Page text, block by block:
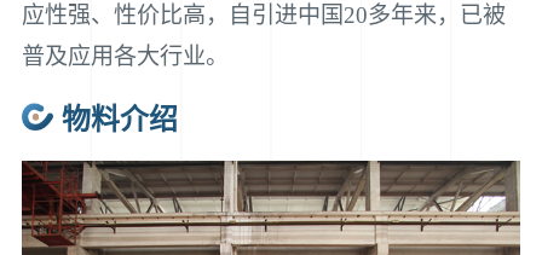
应性强、性价比高，自引进中国20多年来，已被
普及应用各大行业。
物料介绍